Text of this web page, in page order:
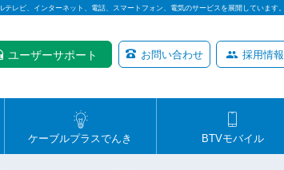
テレビ、インターネット、電話、スマートフォン、電気のサービスを展開しています。
ユーザーサポート お問い合わせ 採用情報
ケーブルプラスでんき BTVモバイル